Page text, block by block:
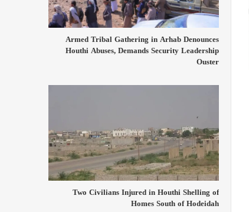
Armed Tribal Gathering in Arhab Denounces
Houthi Abuses, Demands Security Leadership
Ouster
Two Civilians Injured in Houthi Shelling of
Homes South of Hodeidah